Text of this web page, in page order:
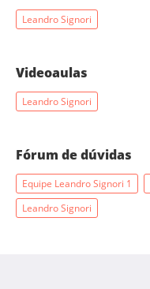
Leandro Signori
Videoaulas
Leandro Signori
Fórum de dúvidas
Equipe Leandro Signori 1
Leandro Signori